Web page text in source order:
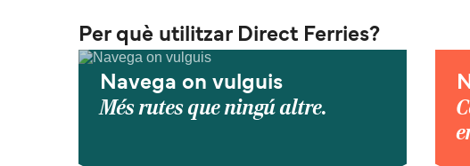
Per què utilitzar Direct Ferries?
Navega on vulguis
Més rutes que ningú altre.